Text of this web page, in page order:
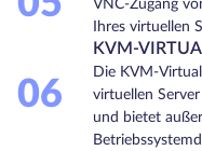
VNC-Zugang
Ihres virtuellen
06
KVM-
Die KVM-
virtuellen
und bietet